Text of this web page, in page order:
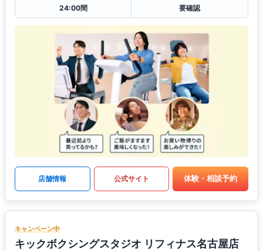
24:00間
要確認
店舗情報 公式サイト 体験・相談予約
キャンペーン中
キックボクシングスタジオ リフィナス名古屋店